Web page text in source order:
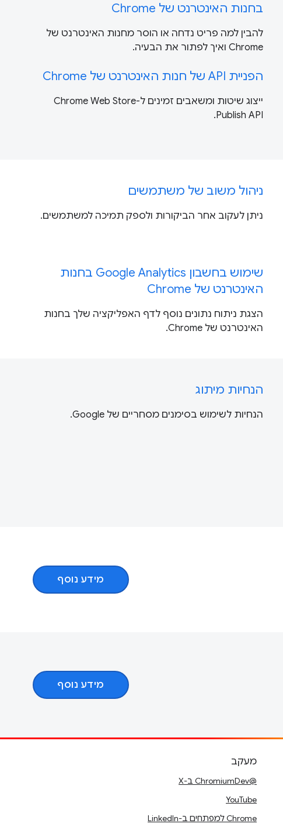
בחנות האינטרנט של Chrome
להבין למה פריט נדחה או הוסר מחנות האינטרנט של
Chrome ואיך לפתור את הבעיה.
הפניית API של חנות האינטרנט של Chrome
ייצוג שיטות ומשאבים זמינים ל-Chrome Web Store
Publish API.
ניהול משוב של משתמשים
ניתן לעקוב אחר הביקורות ולספק תמיכה למשתמשים.
שימוש בחשבון Google Analytics בחנות
האינטרנט של Chrome
הצגת ניתוח נתונים נוסף לדף האפליקציה שלך בחנות
האינטרנט של Chrome.
הנחיות מיתוג
הנחיות לשימוש בסימנים מסחריים של Google.
מידע נוסף
מידע נוסף
מעקב
@ChromiumDev ב-X
YouTube
Chrome למפתחים ב-LinkedIn